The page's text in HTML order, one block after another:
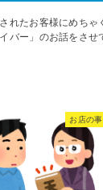
れたお客様にめち
バー」のお話をさせ
お店の事